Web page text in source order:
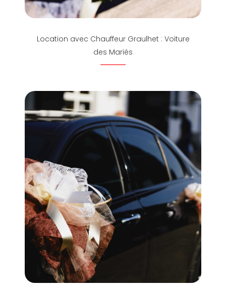
Location avec Chauffeur Graulhet : Voiture
des Mariés